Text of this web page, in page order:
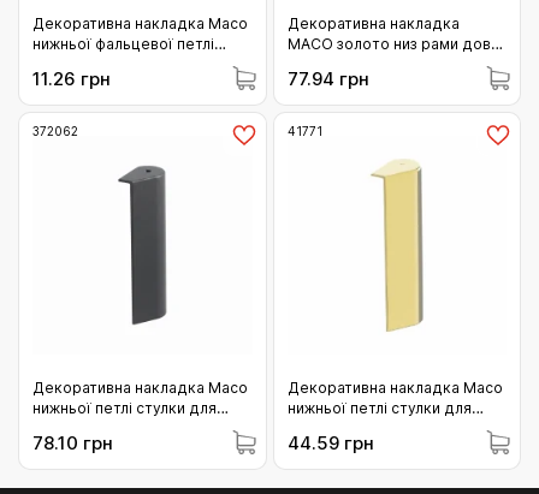
Декоративна накладка Maco
нижньої фальцевої петлі
рами AS DT ліва біла (43623)
11.26 грн
Декоративна накладка
MACO золото низ рами довга
77.94 грн
372062
Декоративна накладка Maco
нижньої петлі стулки для
наплав права антрацит
(372062)
78.10 грн
41771
Декоративна накладка Maco
нижньої петлі стулки для
наплав ліва золото (41771)
44.59 грн